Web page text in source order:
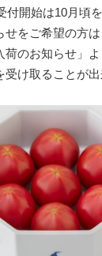
付開始は10月頃
せをご希望の方
荷のお知らせ」
け取ることが出